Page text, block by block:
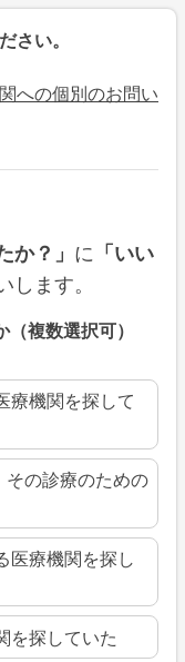
さい。
への個別のお問い
か？」 に 「いい
ます。
複数選択可）
療機関を探して
の診療のための
医療機関を探し
を探していた